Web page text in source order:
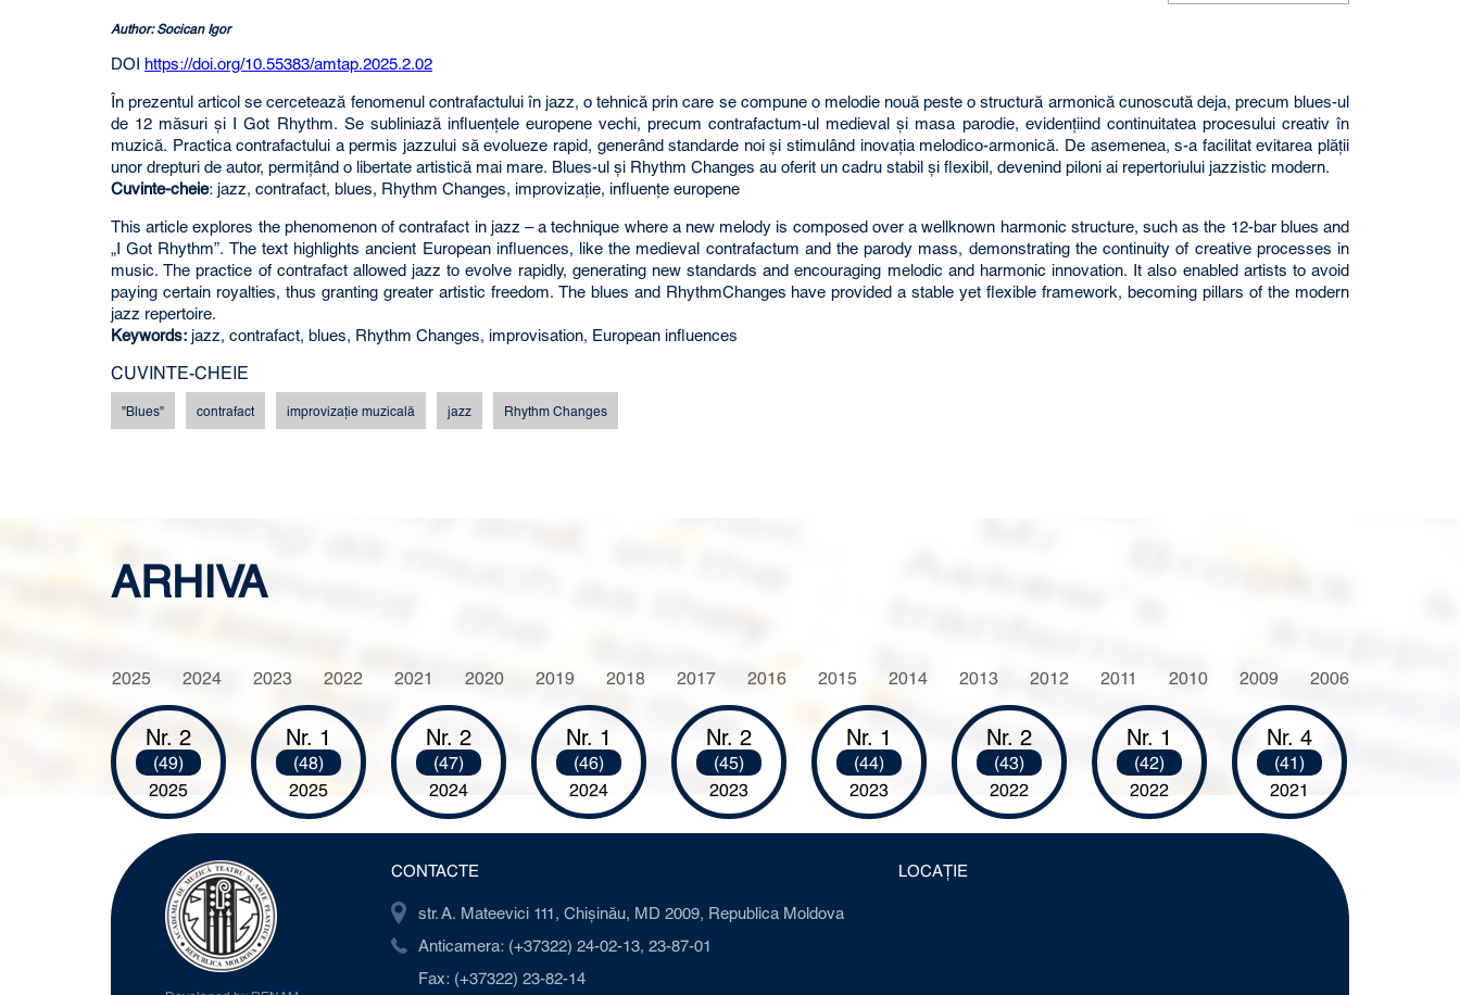
Author: Socican Igor
DOI https://doi.org/10.55383/amtap.2025.2.02
În prezentul articol se cercetează fenomenul contrafactului în jazz, o tehnică prin care se compune o melodie nouă peste o structură armonică cunoscută deja, precum blues-ul
de 12 măsuri şi I Got Rhythm. Se subliniază influenţele europene vechi, precum contrafactum-ul medieval şi masa parodie, evidenţiind continuitatea procesului creativ în
muzică. Practica contrafactului a permis jazzului să evolueze rapid, generând standarde noi şi stimulând inovaţia melodico-armonică. De asemenea, s-a facilitat evitarea plăţii
unor drepturi de autor, permiţând o libertate artistică mai mare. Blues-ul şi Rhythm Changes au oferit un cadru stabil şi flexibil, devenind piloni ai repertoriului jazzistic modern.
Cuvinte-cheie: jazz, contrafact, blues, Rhythm Changes, improvizaţie, influenţe europene
This article explores the phenomenon of contrafact in jazz – a technique where a new melody is composed over a wellknown harmonic structure, such as the 12-bar blues and
„I Got Rhythm”. The text highlights ancient European influences, like the medieval contrafactum and the parody mass, demonstrating the continuity of creative processes in
music. The practice of contrafact allowed jazz to evolve rapidly, generating new standards and encouraging melodic and harmonic innovation. It also enabled artists to avoid
paying certain royalties, thus granting greater artistic freedom. The blues and RhythmChanges have provided a stable yet flexible framework, becoming pillars of the modern
jazz repertoire.
Keywords: jazz, contrafact, blues, Rhythm Changes, improvisation, European influences
CUVINTE-CHEIE
"Blues" contrafact improvizaţie muzicală jazz Rhythm Changes
ARHIVA
2025 2024 2023 2022 2021 2020 2019 2018 2017 2016 2015 2014 2013 2012 2011 2010 2009 2006
Nr. 2
(49)
2025
Nr. 1
(48)
2025
Nr. 2
(47)
2024
Nr. 1
(46)
2024
Nr. 2
(45)
2023
Nr. 1
(44)
2023
Nr. 2
(43)
2022
Nr. 1
(42)
2022
Nr. 4
(41)
2021
CONTACTE
str. A. Mateevici 111, Chișinău, MD 2009, Republica Moldova
Anticamera: (+37322) 24-02-13, 23-87-01
Fax: (+37322) 23-82-14
LOCAȚIE